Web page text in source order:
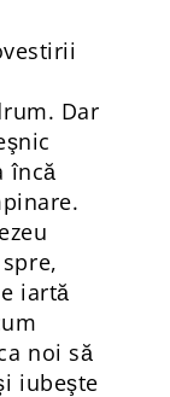
Dar
încă
iartă
noi să
iubeşte